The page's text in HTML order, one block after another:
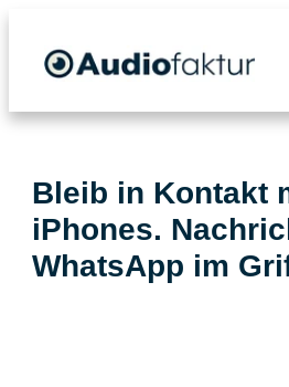
Bleib in Kontakt
iPhones.
WhatsApp im